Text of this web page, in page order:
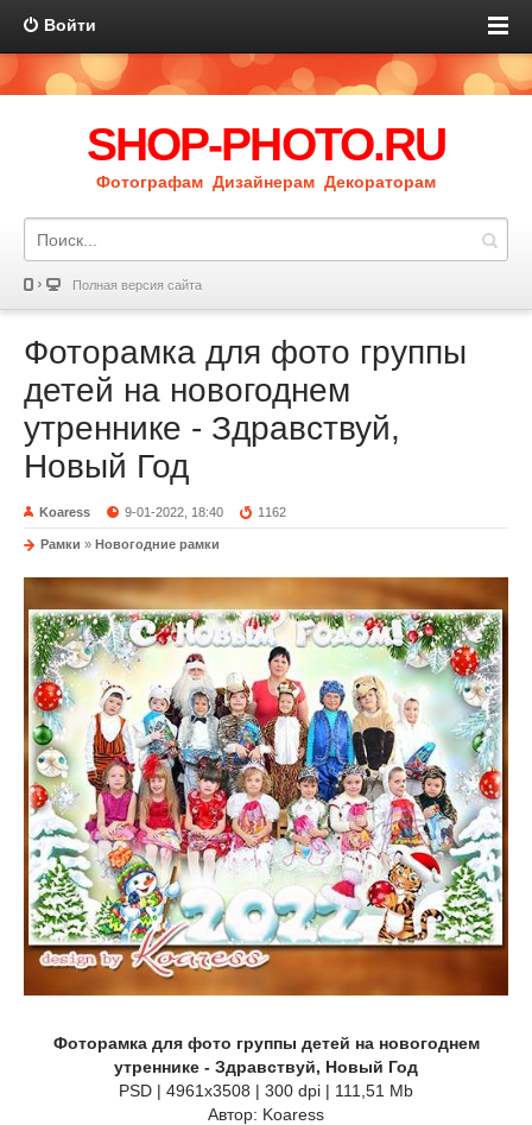
Войти
SHOP-PHOTO.RU
Фотографам Дизайнерам Декораторам
Полная версия сайта
Фоторамка для фото группы
детей на новогоднем
утреннике - Здравствуй,
Новый Год
Koaress 9-01-2022, 18:40 1162
Рамки » Новогодние рамки
Фоторамка для фото группы детей на новогоднем
утреннике - Здравствуй, Новый Год
PSD | 4961x3508 | 300 dpi | 111,51 Mb
Автор: Koaress